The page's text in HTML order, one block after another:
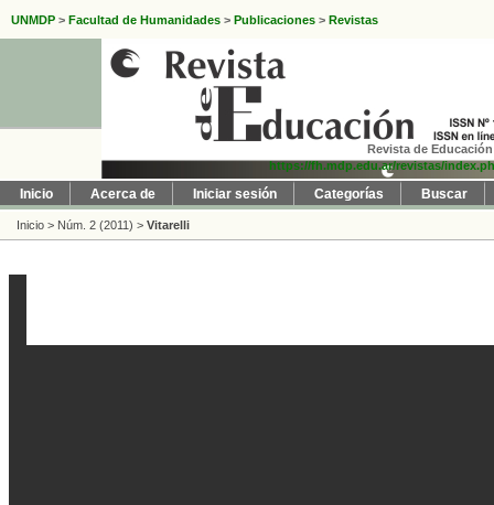
UNMDP > Facultad de Humanidades > Publicaciones > Revistas
Revista de
https://fh.mdp.edu.ar/revistas/
Inicio Acerca de Iniciar sesión Categorías Buscar
Inicio > Núm. 2 (2011) > Vitarelli